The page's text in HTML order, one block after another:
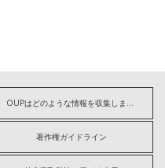
著作権ガイドライン